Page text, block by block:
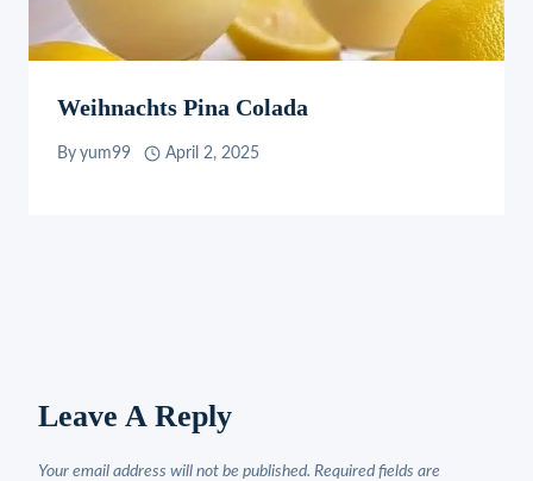
Weihnachts Pina Colada
By yum99 April 2, 2025
Leave A Reply
Your email address will not be published. Required fields are